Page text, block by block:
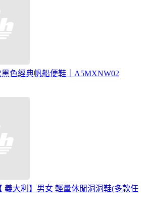
黑色經典帆船便鞋｜A5MXNW02
義大利】男女 輕量休閒洞洞鞋(多款任